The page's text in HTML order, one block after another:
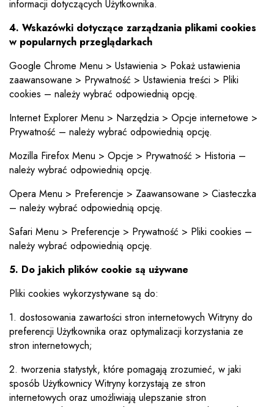
informacji dotyczących Użytkownika.
4. Wskazówki dotyczące zarządzania plikami cookies
w popularnych przeglądarkach
Google Chrome Menu > Ustawienia > Pokaż ustawienia
zaawansowane > Prywatność > Ustawienia treści > Pliki
cookies – należy wybrać odpowiednią opcję.
Internet Explorer Menu > Narzędzia > Opcje internetowe >
Prywatność – należy wybrać odpowiednią opcję.
Mozilla Firefox Menu > Opcje > Prywatność > Historia –
należy wybrać odpowiednią opcję.
Opera Menu > Preferencje > Zaawansowane > Ciasteczka
– należy wybrać odpowiednią opcję.
Safari Menu > Preferencje > Prywatność > Pliki cookies –
należy wybrać odpowiednią opcję.
5. Do jakich plików cookie są używane
Pliki cookies wykorzystywane są do:
1. dostosowania zawartości stron internetowych Witryny do
preferencji Użytkownika oraz optymalizacji korzystania ze
stron internetowych;
2. tworzenia statystyk, które pomagają zrozumieć, w jaki
sposób Użytkownicy Witryny korzystają ze stron
internetowych oraz umożliwiają ulepszanie stron